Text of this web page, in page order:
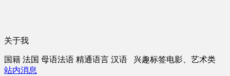
关于我
国籍 法国 母语法语 精通语言 汉语 兴趣标签电影、艺术类
站内消息